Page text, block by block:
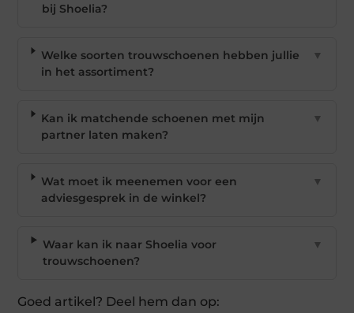
bij Shoelia?
Welke soorten trouwschoenen hebben jullie
in het assortiment?
▼
Kan ik matchende schoenen met mijn
partner laten maken?
▼
Wat moet ik meenemen voor een
adviesgesprek in de winkel?
▼
Waar kan ik naar Shoelia voor
trouwschoenen?
▼
Goed artikel? Deel hem dan op: